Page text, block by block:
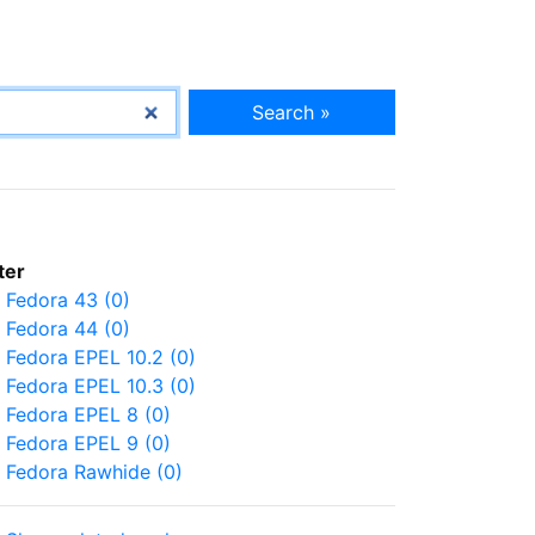
Search »
Fedora 43 (0)
Fedora 44 (0)
Fedora EPEL 10.2 (0)
Fedora EPEL 10.3 (0)
Fedora EPEL 8 (0)
Fedora EPEL 9 (0)
Fedora Rawhide (0)